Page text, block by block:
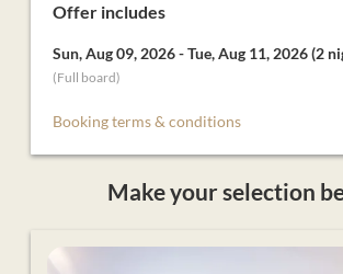
Offer includes
Sun, Aug 09, 2026-Tue, Aug 11, 2026(2
(Full board)
Booking terms & conditions
Make your selection